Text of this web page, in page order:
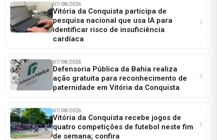
07/08/2026
Vitória da Conquista participa de
pesquisa nacional que usa IA para
identificar risco de insuficiência
cardíaca
07/08/2026
Defensoria Pública da Bahia realiza
ação gratuita para reconhecimento de
paternidade em Vitória da Conquista
07/08/2026
Vitória da Conquista recebe jogos de
quatro competições de futebol neste fim
de semana; confira